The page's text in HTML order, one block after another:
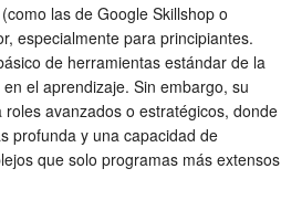
las de Google Skillshop o
especialmente para principiantes.
de herramientas estándar de la
el aprendizaje. Sin embargo, su
avanzados o estratégicos, donde
profunda y una capacidad de
que solo programas más extensos